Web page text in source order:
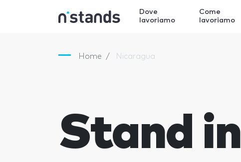
Dove
lavoriamo
Come
lavoriamo
Home Nicaragua
Stand in